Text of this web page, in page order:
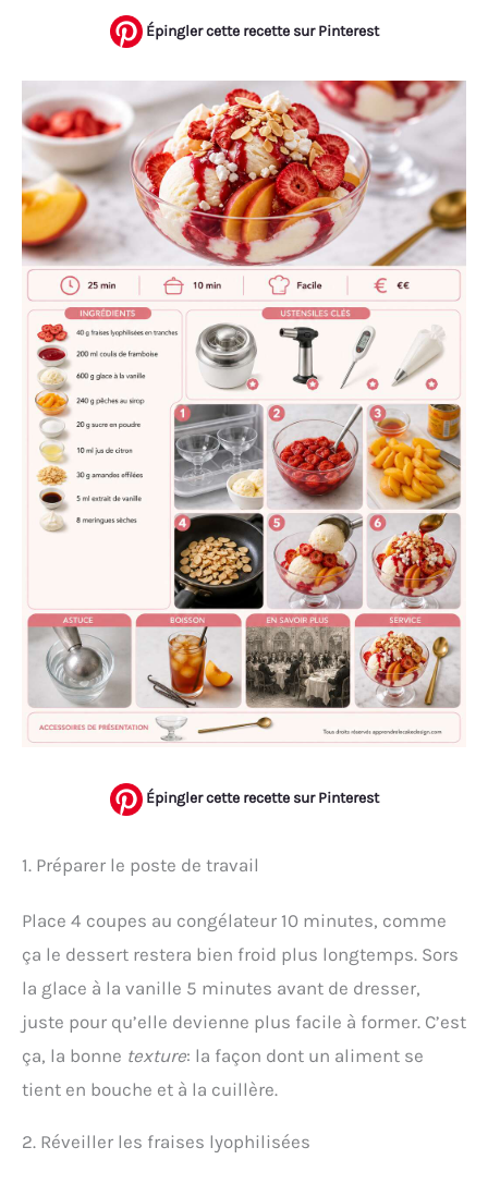
Épingler cette recette sur Pinterest
Épingler cette recette sur Pinterest
1. Préparer le poste de travail
Place 4 coupes au congélateur 10 minutes, comme
ça le dessert restera bien froid plus longtemps. Sors
la glace à la vanille 5 minutes avant de dresser,
juste pour qu’elle devienne plus facile à former. C’est
ça, la bonne texture: la façon dont un aliment se
tient en bouche et à la cuillère.
2. Réveiller les fraises lyophilisées